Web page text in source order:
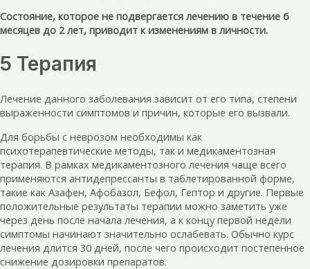
Состояние, которое не подвергается лечению в течение 6
месяцев до 2 лет, приводит к изменениям в личности.
5 Терапия
Лечение данного заболевания зависит от его типа, степени
выраженности симптомов и причин, которые его вызвали.
Для борьбы с неврозом необходимы как
психотерапевтические методы, так и медикаментозная
терапия. В рамках медикаментозного лечения чаще всего
применяются антидепрессанты в таблетированной форме,
такие как Азафен, Афобазол, Бефол, Гептор и другие. Первые
положительные результаты терапии можно заметить уже
через день после начала лечения, а к концу первой недели
симптомы начинают значительно ослабевать. Обычно курс
лечения длится 30 дней, после чего происходит постепенное
снижение дозировки препаратов.